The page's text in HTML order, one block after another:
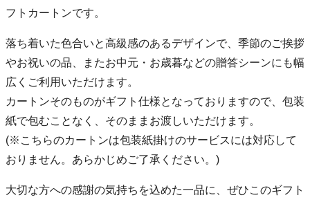
フトカートンです。
落ち着いた色合いと高級感のあるデザインで、季節のご挨拶
やお祝いの品、またお中元・お歳暮などの贈答シーンにも幅
広くご利用いただけます。
カートンそのものがギフト仕様となっておりますので、包装
紙で包むことなく、そのままお渡しいただけます。
(※こちらのカートンは包装紙掛けのサービスには対応して
おりません。あらかじめご了承ください。)
大切な方への感謝の気持ちを込めた一品に、ぜひこのギフト